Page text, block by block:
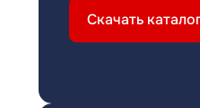
Скачать